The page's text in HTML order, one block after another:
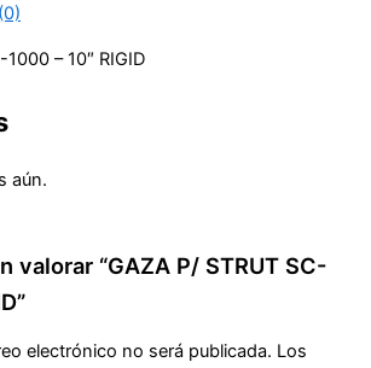
– 10″ RIGID
aún.
valorar “GAZA P/ STRUT SC-
electrónico no será publicada. Los